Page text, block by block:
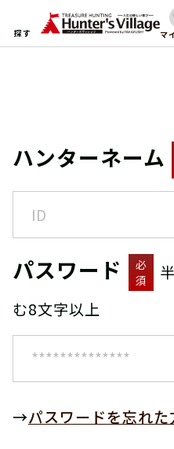
探す マ
ハンターネーム
パスワード
必
須
む8文字以上
→パスワードを忘れた